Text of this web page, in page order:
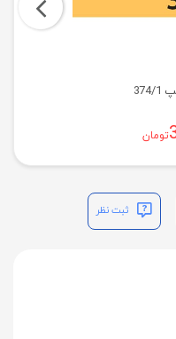
1
تومان
ثبت نظر